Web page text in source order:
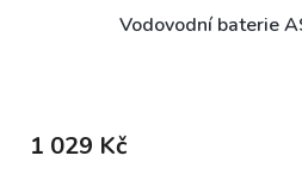
Vodovodní baterie
1 029 Kč